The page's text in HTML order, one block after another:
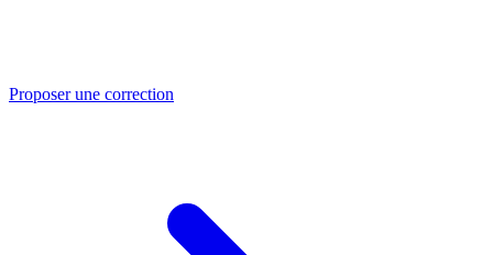
Proposer une correction